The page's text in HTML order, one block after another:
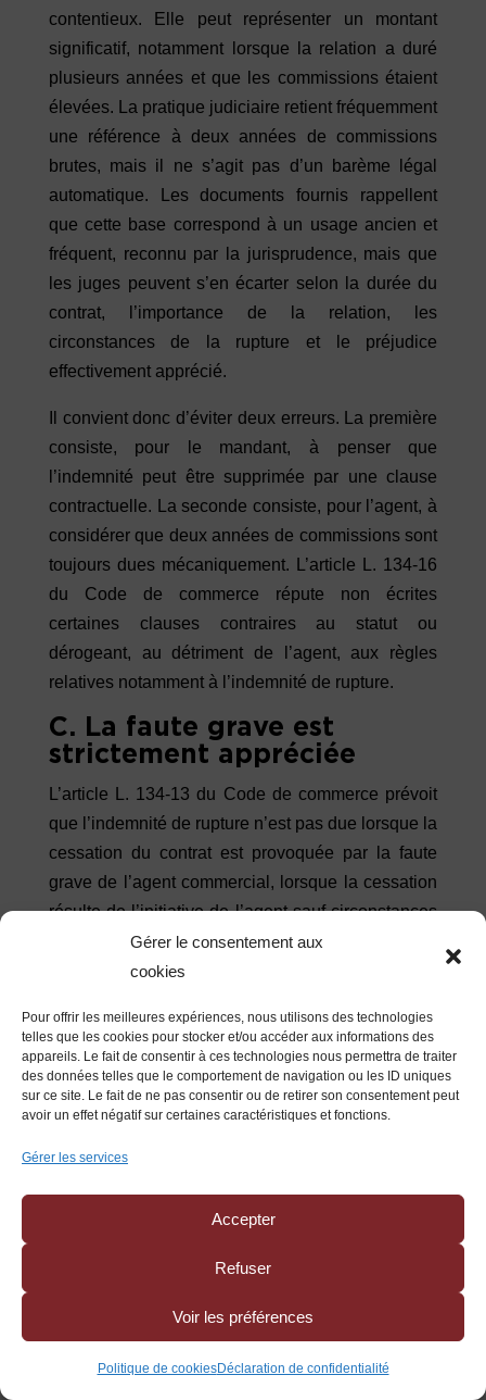
Gérer le consentement aux
cookies
Pour offrir les meilleures expériences, nous utilisons des technologies
telles que les cookies pour stocker et/ou accéder aux informations des
appareils. Le fait de consentir à ces technologies nous permettra de traiter
des données telles que le comportement de navigation ou les ID uniques
sur ce site. Le fait de ne pas consentir ou de retirer son consentement peut
avoir un effet négatif sur certaines caractéristiques et fonctions.
Gérer les services
Accepter
Refuser
Voir les préférences
Politique de cookiesDéclaration de confidentialité
contentieux. Elle peut représenter un montant
significatif, notamment lorsque la relation a duré
plusieurs années et que les commissions étaient
élevées. La pratique judiciaire retient fréquemment
une référence à deux années de commissions
brutes, mais il ne s’agit pas d’un barème légal
automatique. Les documents fournis rappellent
que cette base correspond à un usage ancien et
fréquent, reconnu par la jurisprudence, mais que
les juges peuvent s’en écarter selon la durée du
contrat, l’importance de la relation, les
circonstances de la rupture et le préjudice
effectivement apprécié.
Il convient donc d’éviter deux erreurs. La première
consiste, pour le mandant, à penser que
l’indemnité peut être supprimée par une clause
contractuelle. La seconde consiste, pour l’agent, à
considérer que deux années de commissions sont
toujours dues mécaniquement. L’article L. 134-16
du Code de commerce répute non écrites
certaines clauses contraires au statut ou
dérogeant, au détriment de l’agent, aux règles
relatives notamment à l’indemnité de rupture.
C. La faute grave est
strictement appréciée
L’article L. 134-13 du Code de commerce prévoit
que l’indemnité de rupture n’est pas due lorsque la
cessation du contrat est provoquée par la faute
grave de l’agent commercial, lorsque la cessation
résulte de l’initiative de l’agent sauf circonstances
particulières imputables au mandant, ou lorsque
l’agent cède à un tiers, avec l’accord du mandant,
contrat d’agence.
La faute grave est donc l’un des rares moyens
permettant au mandant de rompre sans indemnité.
suffisamment sérieuse pour porter atteinte à la
finalité commune du mandat d’intérêt commun et
rendre impossible le maintien du lien contractuel.
mandant doit en rapporter la preuve.